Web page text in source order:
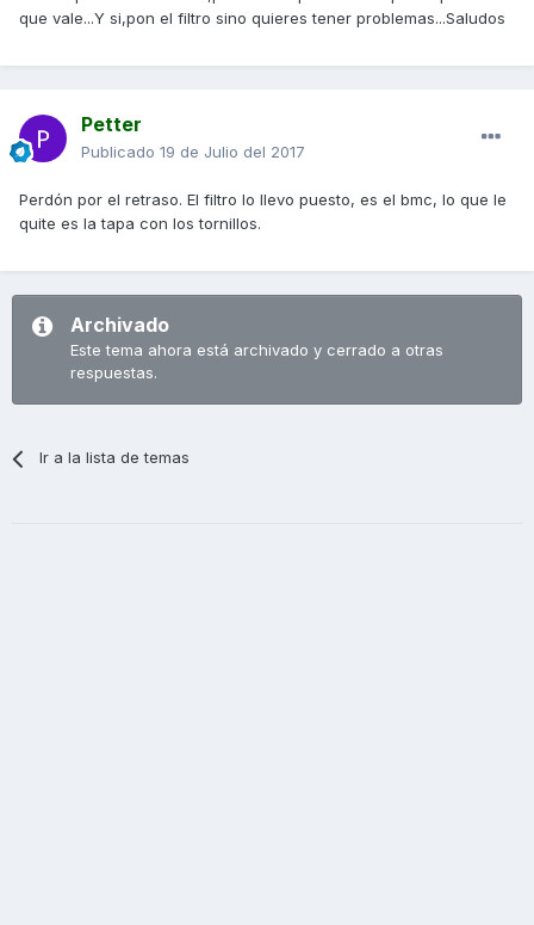
que vale...Y si,pon el filtro sino quieres tener problemas...Saludos
Petter
Publicado 19 de Julio del 2017
Perdón por el retraso. El filtro lo llevo puesto, es el bmc, lo que le
quite es la tapa con los tornillos.
Archivado
Este tema ahora está archivado y cerrado a otras
respuestas.
Ir a la lista de temas